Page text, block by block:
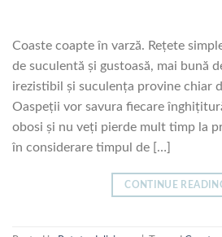
Coaste coapte în varză. Rețete
de suculentă și gustoasă, mai bună
irezistibil și suculența provine chiar
Oaspeții vor savura fiecare
obosi și nu veți pierde mult timp la
în considerare timpul de […]
CONTINUE